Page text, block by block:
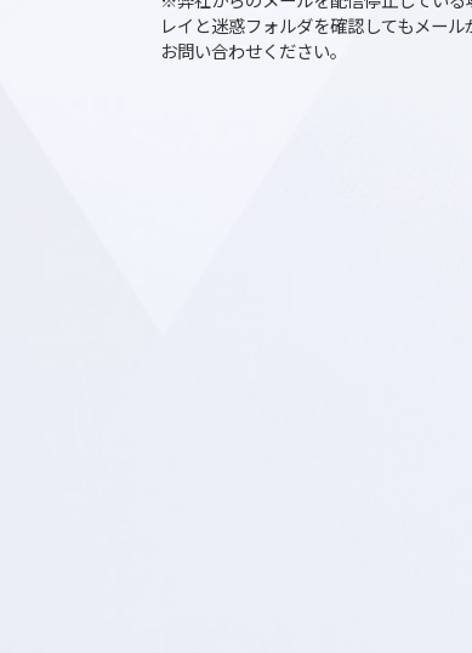
※ 広告ブロックの拡張機能、
をご利用されているブラウザで
※弊社からのメールを配信停止